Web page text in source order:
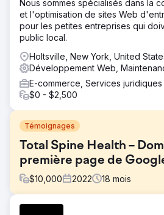
Nous sommes spécialisés dans la
et l'optimisation de sites Web
pour les petites entreprises qui
public local.
Holtsville, New York, United
Développement Web,
E-commerce, Services juridiques
$0 - $2,500
Témoignages
Total Spine Health –
première page de
$10,000 2022 18 mois